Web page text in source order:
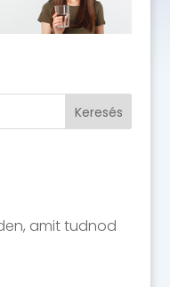
Keresés
amit tudnod